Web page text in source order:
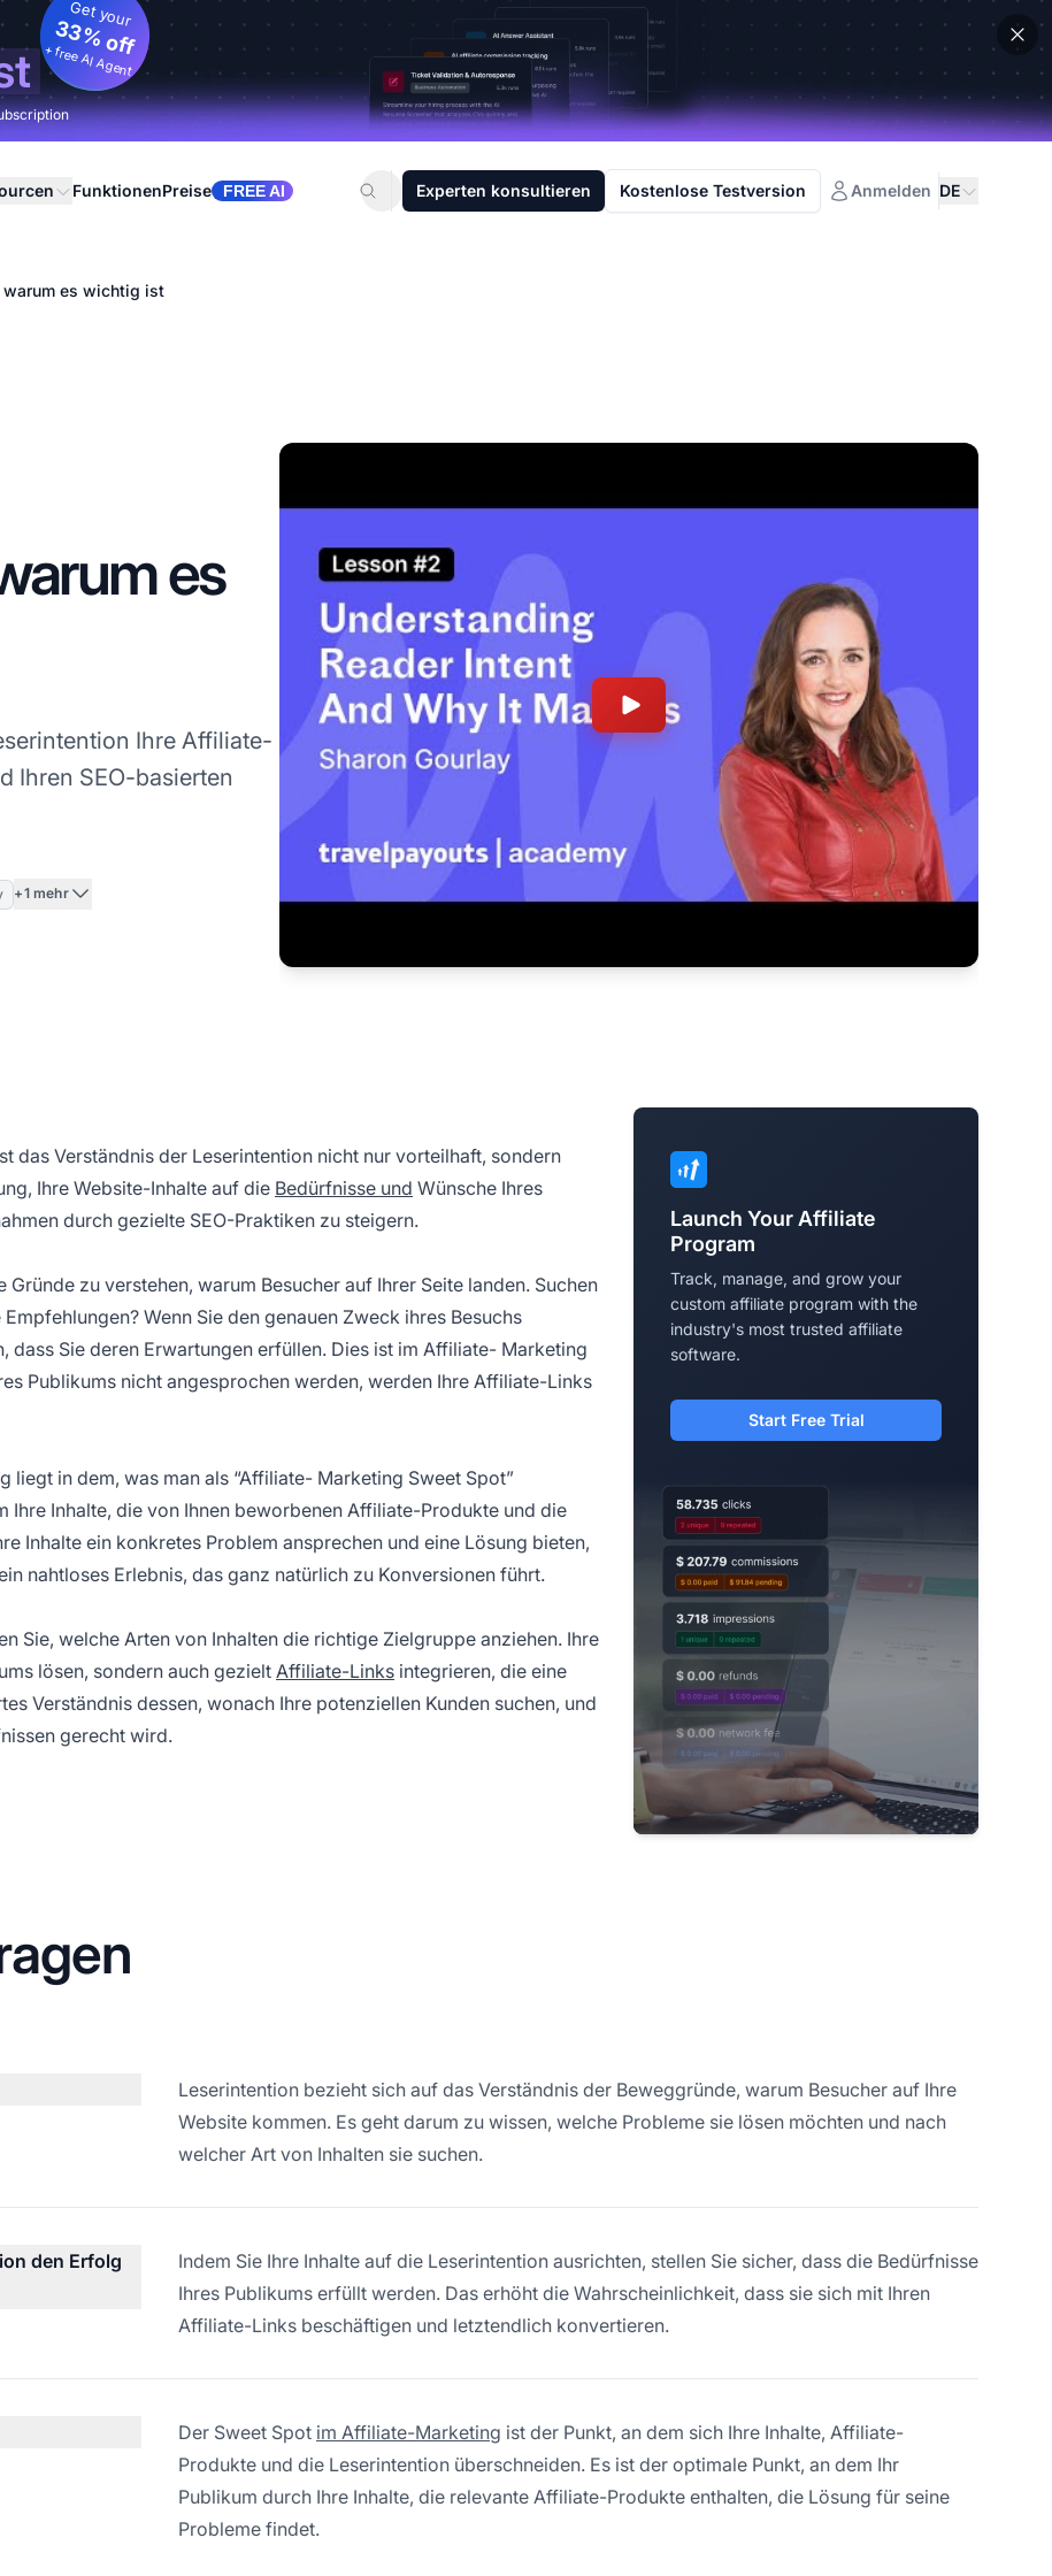
Get your
33% off
+ free AI Agent
FunktionenPreise FREE AI Experten konsultieren Kostenlose Testversion Anmelden DE
warum es wichtig ist
es
Ihre Affiliate-
Ihren SEO-basierten
+1 mehr
das Verständnis der Leserintention nicht nur vorteilhaft, sondern
Ihre Website-Inhalte auf die Bedürfnisse und Wünsche Ihres
durch gezielte SEO-Praktiken zu steigern.
Gründe zu verstehen, warum Besucher auf Ihrer Seite landen. Suchen
Wenn Sie den genauen Zweck ihres Besuchs
dass Sie deren Erwartungen erfüllen. Dies ist im Affiliate- Marketing
Publikums nicht angesprochen werden, werden Ihre Affiliate-Links
liegt in dem, was man als “Affiliate- Marketing Sweet Spot”
Ihre Inhalte, die von Ihnen beworbenen Affiliate-Produkte und die
Inhalte ein konkretes Problem ansprechen und eine Lösung bieten,
nahtloses Erlebnis, das ganz natürlich zu Konversionen führt.
Sie, welche Arten von Inhalten die richtige Zielgruppe anziehen. Ihre
lösen, sondern auch gezielt Affiliate-Links integrieren, die eine
Verständnis dessen, wonach Ihre potenziellen Kunden suchen, und
gerecht wird.
Launch Your Affiliate
Program
Track, manage, and grow your
custom affiliate program with the
industry's most trusted affiliate
software.
Start Free Trial
Leserintention bezieht sich auf das Verständnis der Beweggründe, warum Besucher auf Ihre
Website kommen. Es geht darum zu wissen, welche Probleme sie lösen möchten und nach
welcher Art von Inhalten sie suchen.
den Erfolg
Indem Sie Ihre Inhalte auf die Leserintention ausrichten, stellen Sie sicher, dass die Bedürfnisse
Ihres Publikums erfüllt werden. Das erhöht die Wahrscheinlichkeit, dass sie sich mit Ihren
Affiliate-Links beschäftigen und letztendlich konvertieren.
Der Sweet Spot im Affiliate-Marketing ist der Punkt, an dem sich Ihre Inhalte, Affiliate-
Produkte und die Leserintention überschneiden. Es ist der optimale Punkt, an dem Ihr
Publikum durch Ihre Inhalte, die relevante Affiliate-Produkte enthalten, die Lösung für seine
Probleme findet.